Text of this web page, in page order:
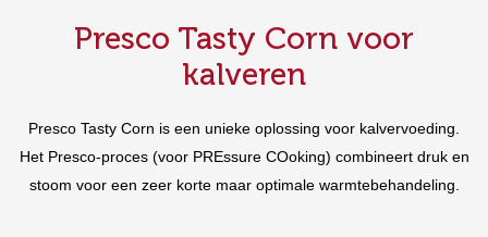
Markten
Onze ingrediënten
Meer over ons
Nieuws
Kom bij ons werken
Zoek een product
Voeding
Brood en gebak
Snacks
Culinair & Zuivel
Ontbijtgranen en graanrepen
Huisdierenvoeding
Innosense Functionele Meelsoorten
Textuur
Voeding
Proces
Dragers
Masa Innosense-meel
Kostenbesparend
Wie zijn we
Onze unieke eigenschappen
Bloggen
Evenementen
Mediatheek
Frankrijk
Nederland
Presco Tasty Corn voor
kalveren
Presco Tasty Corn is een unieke oplossing voor kalvervoeding.
Het Presco-proces (voor PREssure COoking) combineert druk en
stoom voor een zeer korte maar optimale warmtebehandeling.